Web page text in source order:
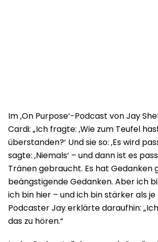
Im ‚On Purpose‘-Podcast von Jay
Cardi: „Ich fragte: ‚Wie zum Teufel
überstanden?‘ Und sie so: ‚Es wird
sagte: ‚Niemals‘ – und dann ist es
Tränen gebraucht. Es hat Gedanken
beängstigende Gedanken. Aber ich
ich bin hier – und ich bin stärker als je
Podcaster Jay erklärte daraufhin:
das zu hören.“